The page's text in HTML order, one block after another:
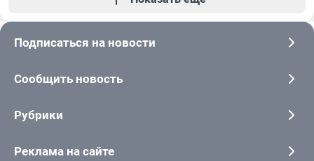
Подписаться на новости
Сообщить новость
Рубрики
Реклама на сайте